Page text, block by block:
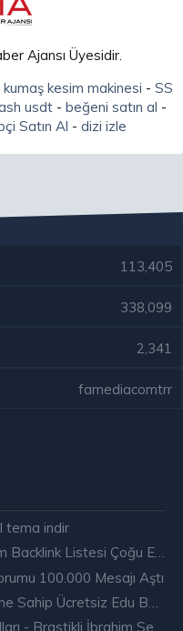
Ajansı Üyesidir.
kumaş kesim makinesi - SS
usdt - beğeni satın al -
Satın Al - dizi izle
113,405
338,099
2,341
famediacomtrr
tema indir
125 Bin Oto Onaylı Blog Yorum Backlink Listesi Çoğu Edu ve Gov Ücretsiz
100.000 Mesajı Aştı
5 Adet Yüksek DA/PA Değerine Sahip Ücretsiz Edu Backlink